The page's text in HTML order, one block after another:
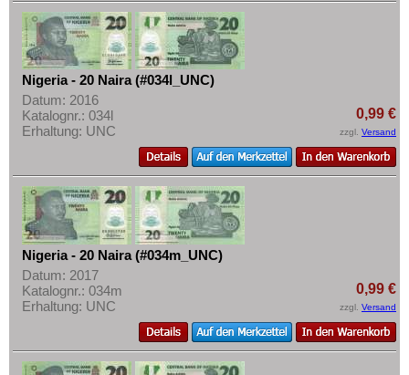
Nigeria - 20 Naira (#034l_UNC)
Datum: 2016
Katalognr.: 034l
Erhaltung: UNC
0,99 €
zzgl. Versand
Nigeria - 20 Naira (#034m_UNC)
Datum: 2017
Katalognr.: 034m
Erhaltung: UNC
0,99 €
zzgl. Versand